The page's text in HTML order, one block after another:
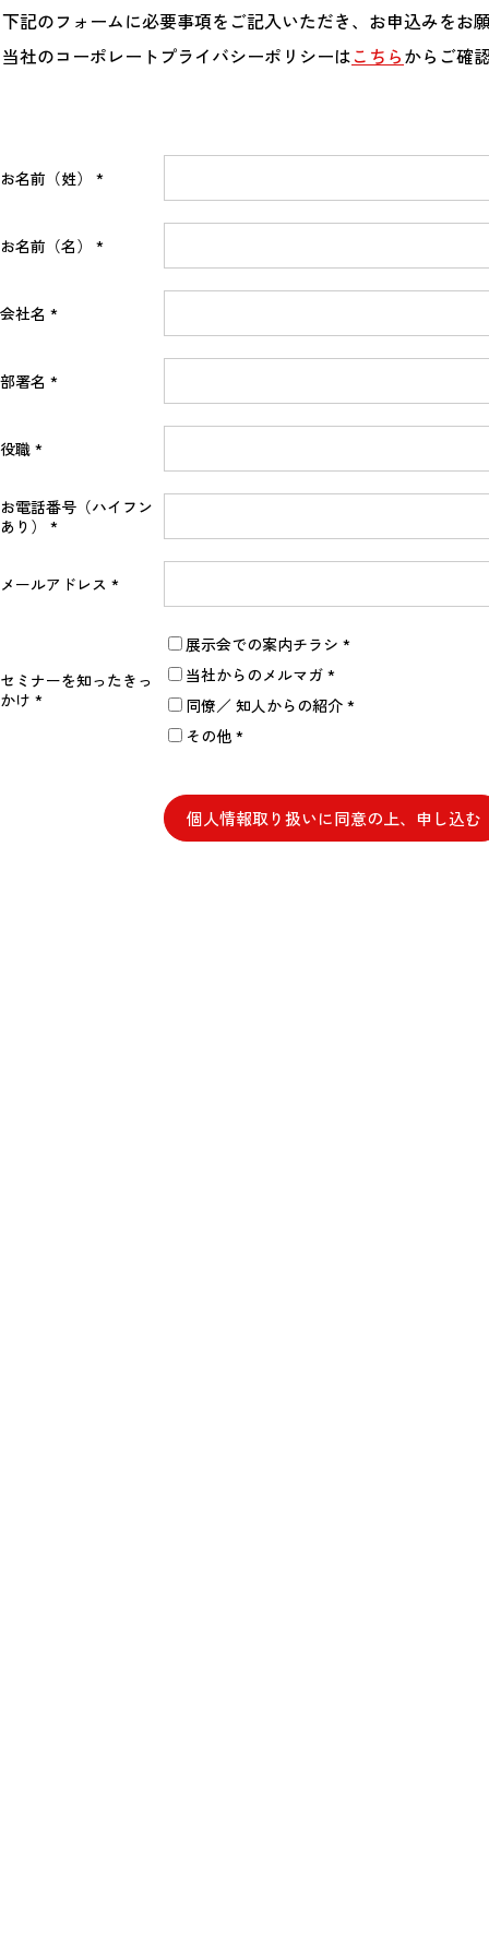
下記のフォームに必要事項をご記入いただき、お申込みをお
当社のコーポレートプライバシーポリシーはこちらからご確
お名前（姓）
お名前（名）
会社名
部署名
役職
お電話番号（ハイフン
あり）
メールアドレス
セミナーを知ったきっ
かけ
展示会での案内チラシ
当社からのメルマガ
同僚／ 知人からの紹介
その他